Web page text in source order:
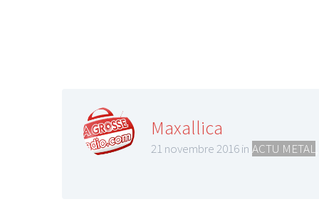
Maxallica
21 novembre 2016 in ACTU METAL